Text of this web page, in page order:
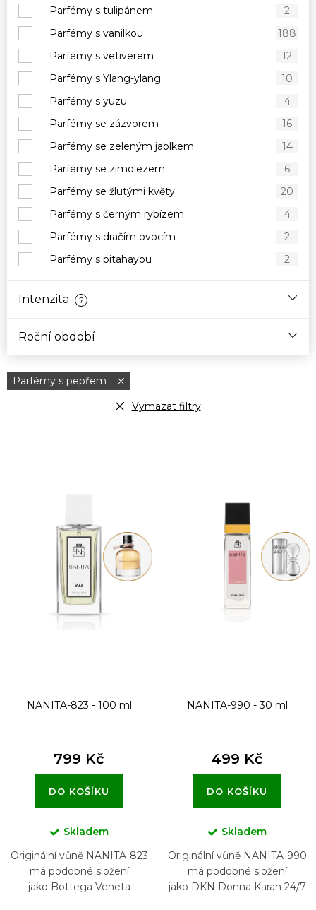
Parfémy s tulipánem
2
Parfémy s vanilkou
188
Parfémy s vetiverem
12
Parfémy s Ylang-ylang
10
Parfémy s yuzu
4
Parfémy se zázvorem
16
Parfémy se zeleným jablkem
14
Parfémy se zimolezem
6
Parfémy se žlutými květy
20
Parfémy s černým rybízem
4
Parfémy s dračím ovocím
2
Parfémy s pitahayou
2
Intenzita ?
Roční období
Parfémy s pepřem
Vymazat filtry
NANITA-823 - 100 ml
799 Kč
DO KOŠÍKU
Skladem
Originální vůně NANITA-823
má podobné složení
jako Bottega Veneta
NANITA-990 - 30 ml
499 Kč
DO KOŠÍKU
Skladem
Originální vůně NANITA-990
má podobné složení
jako DKN Donna Karan 24/7